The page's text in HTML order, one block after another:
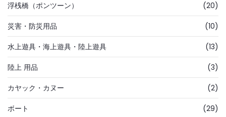
浮桟橋（ポンツーン）
(20)
災害・防災用品 (10)
水上遊具・海上遊具・陸上遊具 (13)
陸上 用品 (3)
カヤック・カヌー (2)
ボート (29)